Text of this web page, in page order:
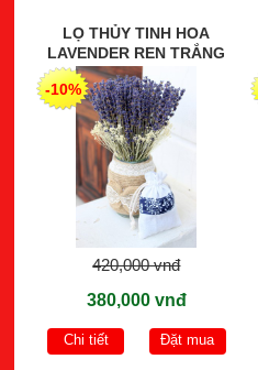
LỌ THỦY TINH HOA
LAVENDER REN TRẮNG
-10%
420,000 vnđ
380,000 vnđ
Chi tiết Đặt mua